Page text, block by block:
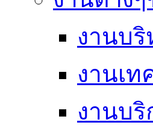
งานบริ
งานเท
งานบริ